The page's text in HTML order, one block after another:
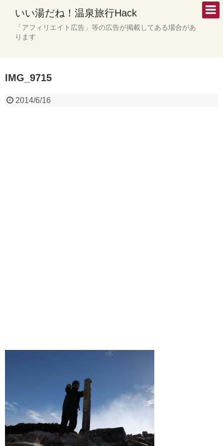
いい湯だね！温泉旅行Hack
「アフィリエイト広告」等の広告が掲載してある場合があ
ります
IMG_9715
2014/6/16